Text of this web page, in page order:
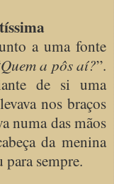
a uma fonte
Quem a pôs aí?”.
de si uma
nos braços
numa das mãos
da menina
sempre.